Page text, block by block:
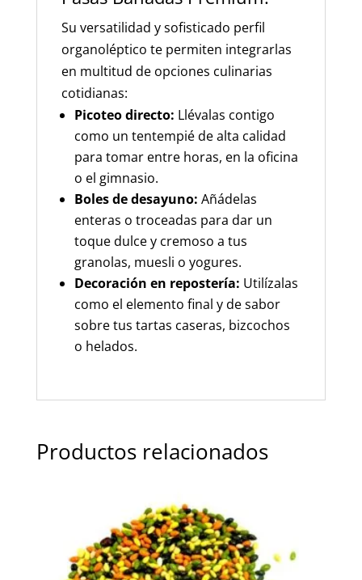
Su versatilidad y sofisticado perfil
organoléptico te permiten integrarlas
en multitud de opciones culinarias
cotidianas:
Picoteo directo: Llévalas contigo
como un tentempié de alta calidad
para tomar entre horas, en la oficina
o el gimnasio.
Boles de desayuno: Añádelas
enteras o troceadas para dar un
toque dulce y cremoso a tus
granolas, muesli o yogures.
Decoración en repostería: Utilízalas
como el elemento final y de sabor
sobre tus tartas caseras, bizcochos
o helados.
Productos relacionados